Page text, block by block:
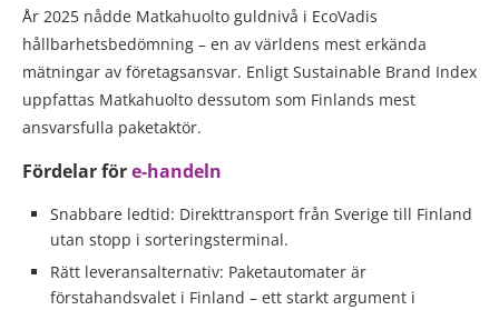
År 2025 nådde Matkahuolto guldnivå i EcoVadis
hållbarhetsbedömning – en av världens mest erkända
mätningar av företagsansvar. Enligt Sustainable Brand Index
uppfattas Matkahuolto dessutom som Finlands mest
ansvarsfulla paketaktör.
Fördelar före-handeln
Snabbare ledtid: Direkttransport från Sverige till Finland
utan stopp i sorteringsterminal.
Rätt leveransalternativ: Paketautomater är
förstahandsvalet i Finland – ett starkt argument i